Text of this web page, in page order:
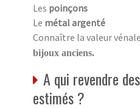
Les poinçons
Le métal argenté
Connaître la valeur vénale
bijoux anciens.
A qui revendre
estimés ?